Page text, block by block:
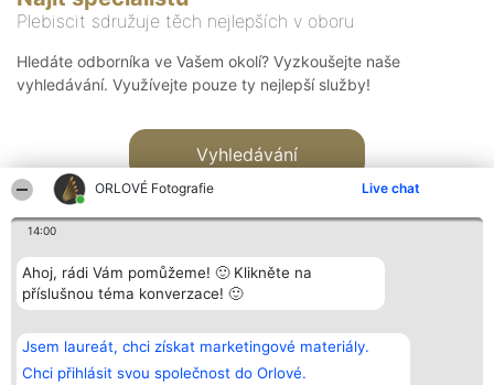
ORLOVÉ Fotografie Live chat
14:00
Ahoj, rádi Vám pomůžeme! 🙂 Klikněte na
příslušnou téma konverzace! 🙂
Jsem laureát, chci získat marketingové materiály.
Chci přihlásit svou společnost do Orlové.
Plebiscit sdružuje těch nejlepších v oboru
Hledáte odborníka ve Vašem okolí? Vyzkoušejte naše
vyhledávání. Využívejte pouze ty nejlepší služby!
Vyhledávání
Bright Side Solutions sp. z o.
o. sp. k.
ul. Ruska 22
Wrocław 50-079
Vítězové
Seznam všech
laureátů
Zásady
Kontakt